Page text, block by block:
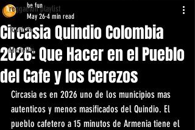
reggaeton playlist
Tourism
Medellín
Circasia Quindio Colombia
2026: Que Hacer en el Pueblo
del Cafe y los Cerezos
be fun
May 26 4 min read
Circasia es en 2026 uno de los municipios mas
autenticos y menos masificados del Quindio. El
pueblo cafetero a 15 minutos de Armenia tiene el